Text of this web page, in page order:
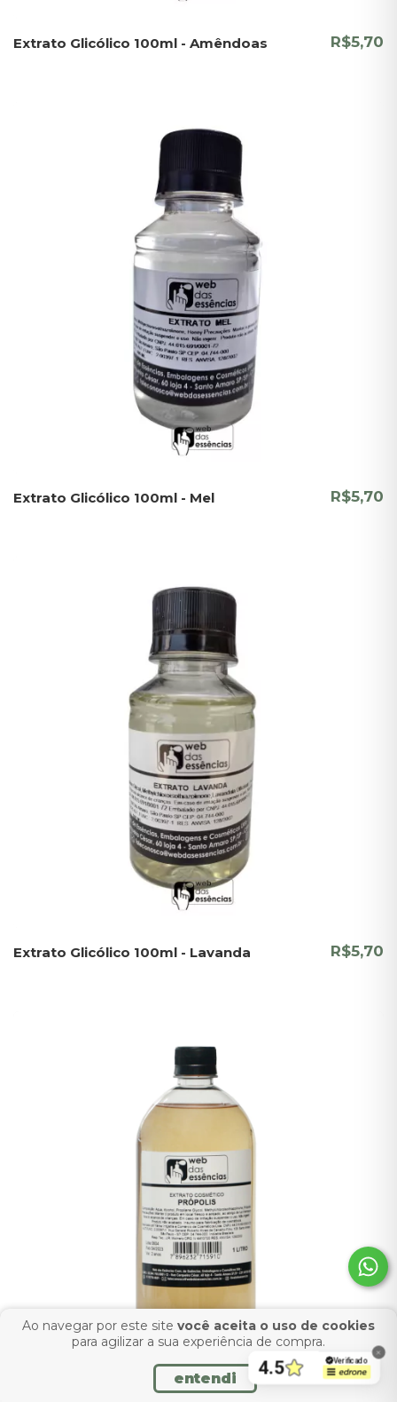
Ao navegar por este site você aceita o uso de cookies
para agilizar a sua experiência de compra.
entendi
Extrato Glicólico 100ml - Amêndoas R$5,70
Extrato Glicólico 100ml - Mel R$5,70
Extrato Glicólico 100ml - Lavanda R$5,70